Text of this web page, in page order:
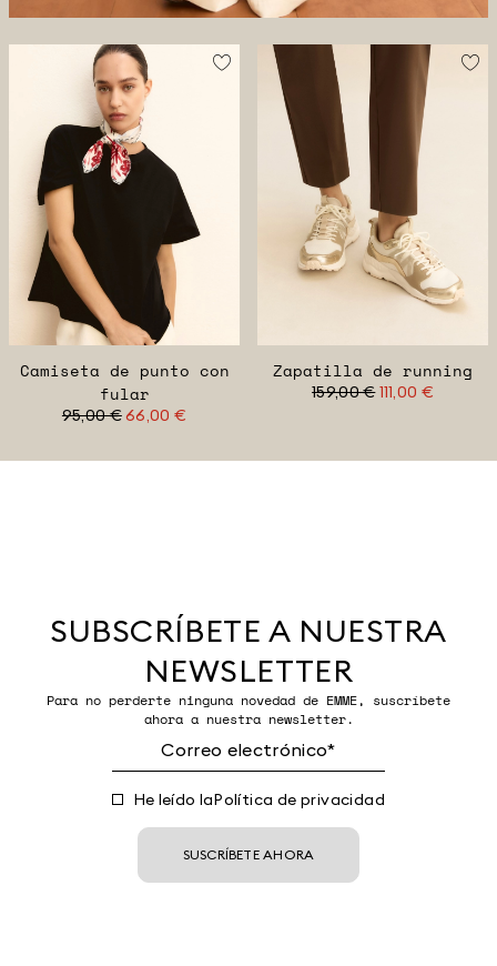
Camiseta de punto con
fular
95,00 €66,00 €
Zapatilla de running
159,00 € 111,00 €
SUBSCRÍBETE A NUESTRA
NEWSLETTER
Para no perderte ninguna novedad de EMME, suscríbete
ahora a nuestra newsletter.
He leído laPolítica de privacidad
SUSCRÍBETE AHORA